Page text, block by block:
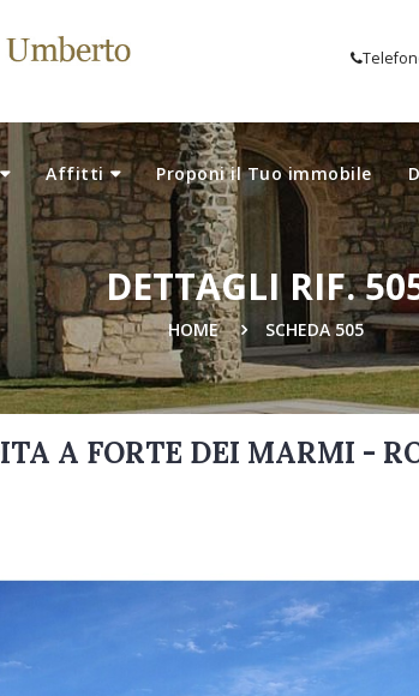
Affitti Proponi il Tuo immobile
DETTAGLI RIF.
HOME SCHEDA 505
A FORTE DEI MARMI -